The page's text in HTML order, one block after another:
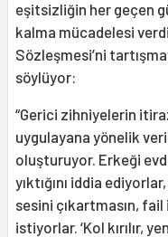
eşitsizliğin her geçen
kalma mücadelesi
Sözleşmesi’ni
söylüyor:
“Gerici zihniyelerin
uygulayana yönelik
oluşturuyor. Erkeği
yıktığını iddia
sesini çıkartmasın,
istiyorlar. ‘Kol kırılır,